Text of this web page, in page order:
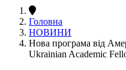
Головна
НОВИНИ
Нова програма від
Ukrainian Academic